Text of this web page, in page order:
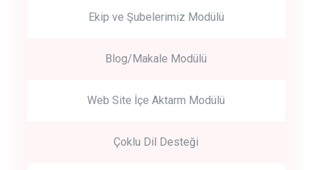
Ekip ve Şubelerimiz Modülü
Blog/Makale Modülü
Web Site İçe Aktarm Modülü
Çoklu Dil Desteği